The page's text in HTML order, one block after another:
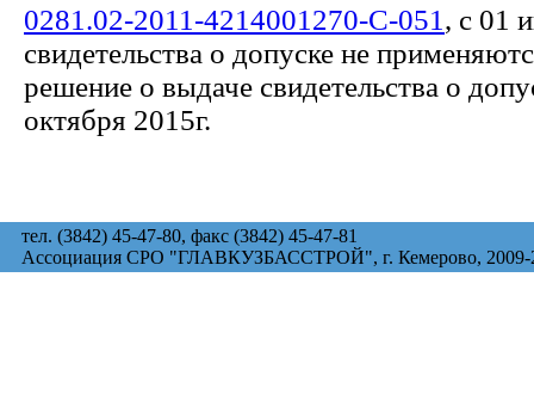
0281.02-2011-4214001270-С-051 , с 01
свидетельства о допуске не
решение о выдаче свидетельства о
октября 2015г.
тел. (3842) 45-47-80, факс (3842) 45-47-81
Ассоциация СРО "ГЛАВКУЗБАССТРОЙ", г. Кемерово, 2009-